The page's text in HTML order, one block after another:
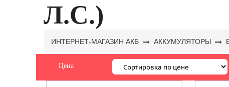
Л.С.)
ИНТЕРНЕТ-МАГАЗИН АКБ АККУМУЛЯТОРЫ
Цена